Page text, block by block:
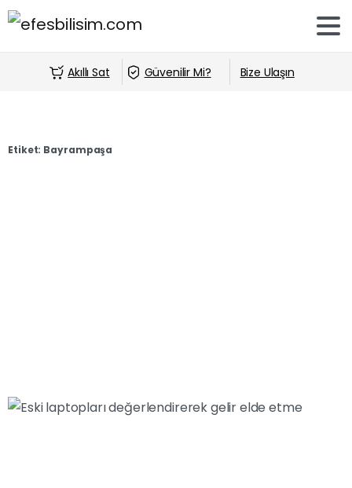
Akıllı Sat Güvenilir Mi? Bize Ulaşın
Etiket: Bayrampaşa